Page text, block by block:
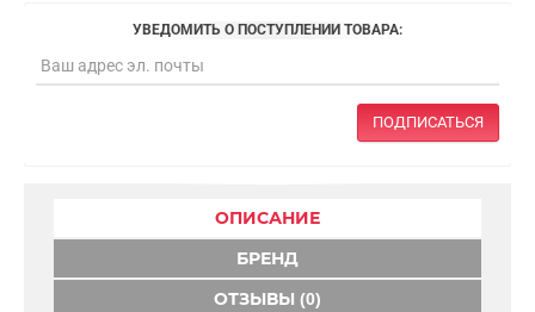
УВЕДОМИТЬ О ПОСТУПЛЕНИИ ТОВАРА:
ПОДПИСАТЬСЯ
ОПИСАНИЕ
БРЕНД
ОТЗЫВЫ (0)